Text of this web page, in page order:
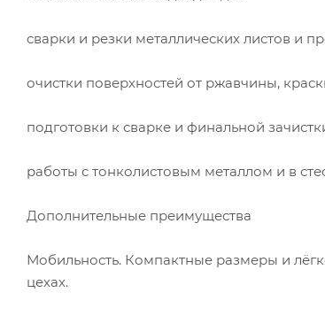
сварки и резки металлических листов и
очистки поверхностей от ржавчины,
подготовки к сварке и финальной
работы с тонколистовым металлом и в
Дополнительные преимущества
Мобильность. Компактные размеры и
цехах.